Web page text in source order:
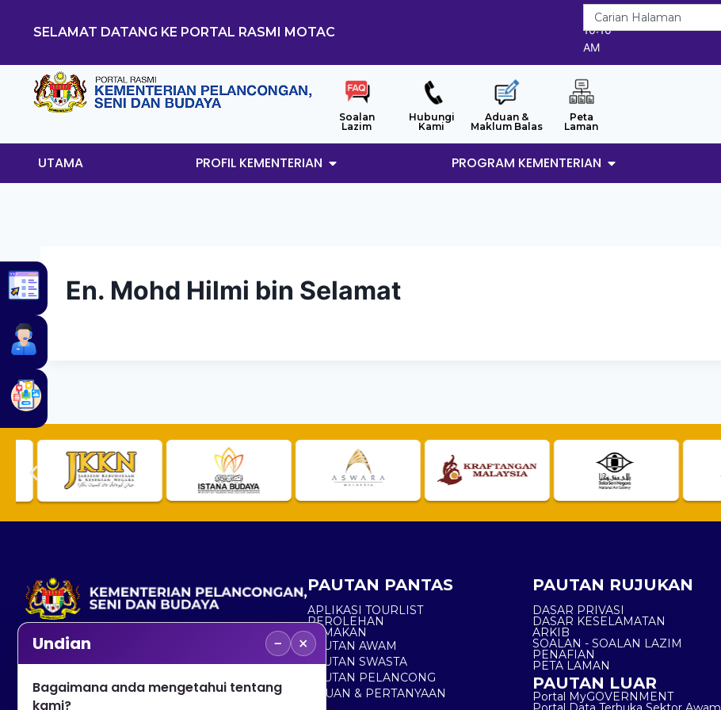
SELAMAT DATANG KE PORTAL RASMI MOTAC
8/8/2026
10:10
AM
Soalan
Lazim
Hubungi
Kami
Aduan &
Maklum Balas
Peta
Laman
UTAMA PROFIL KEMENTERIAN PROGRAM KEMENTERIAN
En. Mohd Hilmi bin Selamat
No. 2, Menara 1, Jalan P5/6, Presint 5,
+603 8000 8000
PAUTAN PANTAS
APLIKASI TOURLIST
PEROLEHAN
SEMAKAN
PAUTAN AWAM
PAUTAN SWASTA
PAUTAN PELANCONG
ADUAN & PERTANYAAN
PAUTAN RUJUKAN
DASAR PRIVASI
DASAR KESELAMATAN
ARKIB
SOALAN - SOALAN LAZIM
PENAFIAN
PETA LAMAN
PAUTAN LUAR
Portal MyGOVERNMENT
Undian − ×
Bagaimana anda mengetahui tentang
kami?